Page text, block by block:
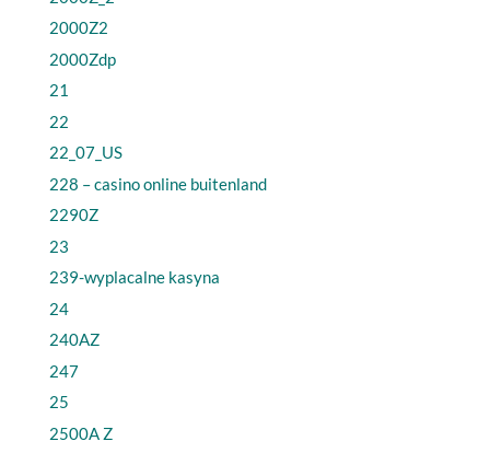
2000Z2
2000Zdp
21
22
22_07_US
228 – casino online buitenland
2290Z
23
239-wyplacalne kasyna
24
240AZ
247
25
2500A Z